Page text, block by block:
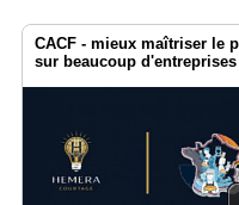
annuaire
Accès
CACF - mieux maîtriser le
sur beaucoup d'entreprises